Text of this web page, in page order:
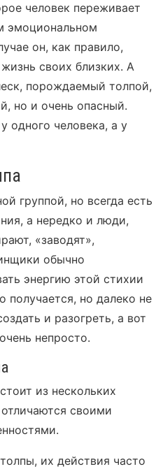
человек переживает
эмоциональном
он, как правило,
своих близких. А
порождаемый толпой,
но и очень опасный.
одного человека, а у
группой, но всегда есть
а нередко и люди,
«заводят»,
обычно
энергию этой стихии
получается, но далеко не
и разогреть, а вот
непросто.
из нескольких
своими
их действия часто